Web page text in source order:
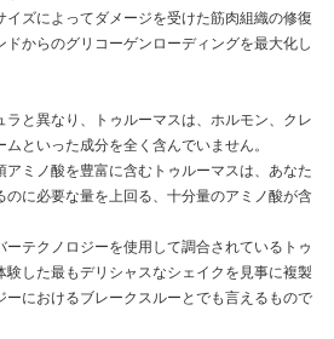
イズによってダメージを受けた筋肉組織の修復
からのグリコーゲンローディングを最大化し
と異なり、トゥルーマスは、ホルモン、クレ
といった成分を全く含んでいません。
アミノ酸を豊富に含むトゥルーマスは、あなた
のに必要な量を上回る、十分量のアミノ酸が含
ーテクノロジーを使用して調合されているトゥ
験した最もデリシャスなシェイクを見事に複製
ーにおけるブレークスルーとでも言えるもので